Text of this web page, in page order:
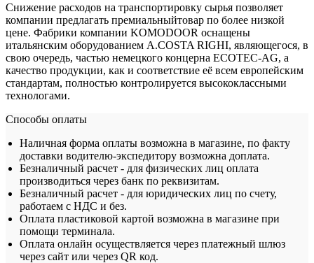
Снижение расходов на транспортировку сырья позволяет
компании предлагать премиальныйтовар по более низкой
цене. Фабрики компании KOMODOOR оснащены
итальянским оборудованием A.COSTA RIGHI, являющегося, в
свою очередь, частью немецкого концерна ECOTEC-AG, а
качество продукции, как и соответствие её всем европейским
стандартам, полностью контролируется высококлассными
технологами.
Способы оплаты
Наличная форма оплаты возможна в магазине, по факту
доставки водителю-экспедитору возможна доплата.
Безналичный расчет - для физических лиц оплата
производиться через банк по реквизитам.
Безналичный расчет - для юридических лиц по счету,
работаем с НДС и без.
Оплата пластиковой картой возможна в магазине при
помощи терминала.
Оплата онлайн осуществляется через платежный шлюз
через сайт или через QR код.